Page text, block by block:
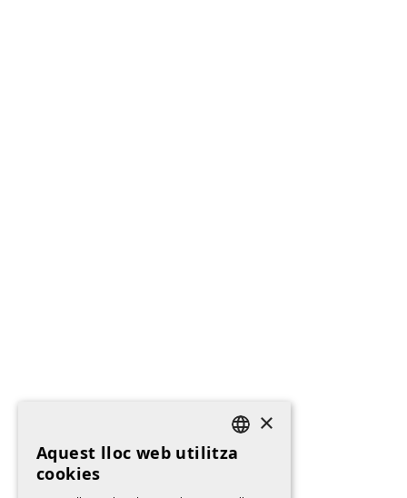
DEFAULT LANGUAGE
×
Aquest lloc web utilitza
cookies